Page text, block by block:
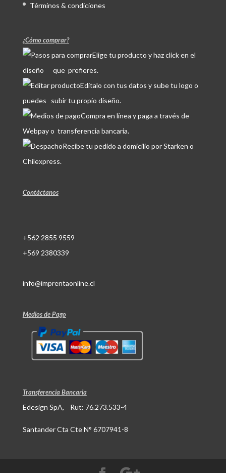
Términos & condiciones
¿Cómo comprar?
Elige tu producto y haz click en el
diseño que prefieres.
Edítalo con tus datos y sube tu logo o
puedes subir tu propio diseño.
Compra en línea y paga a través de
Webpay o transferencia bancaria.
Recibe tu pedido a domicilio por Starken o
Chilexpress.
Contáctanos
+562 2855 9559
+569 2380339
info@imprentaonline.cl
Medios de Pago
Transferencia Bancaria
Edesign SpA, Rut: 76.273.533-4
Santander Cta Cte N° 6707941-8